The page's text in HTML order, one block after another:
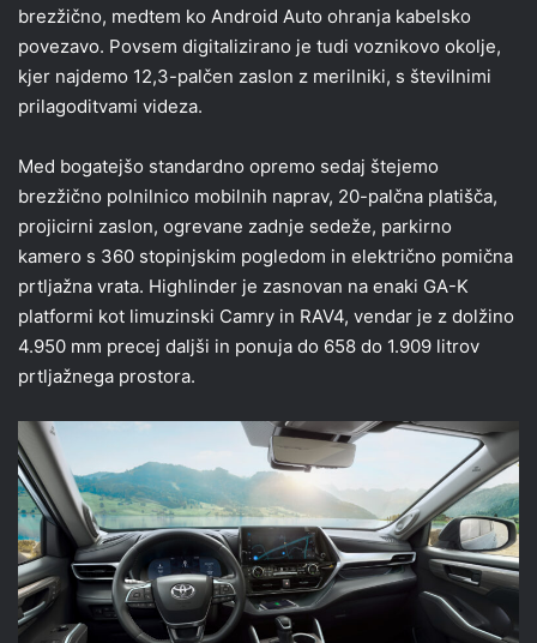
brezžično, medtem ko Android Auto ohranja kabelsko
povezavo. Povsem digitalizirano je tudi voznikovo okolje,
kjer najdemo 12,3-palčen zaslon z merilniki, s številnimi
prilagoditvami videza.
Med bogatejšo standardno opremo sedaj štejemo
brezžično polnilnico mobilnih naprav, 20-palčna platišča,
projicirni zaslon, ogrevane zadnje sedeže, parkirno
kamero s 360 stopinjskim pogledom in električno pomična
prtljažna vrata. Highlinder je zasnovan na enaki GA-K
platformi kot limuzinski Camry in RAV4, vendar je z dolžino
4.950 mm precej daljši in ponuja do 658 do 1.909 litrov
prtljažnega prostora.